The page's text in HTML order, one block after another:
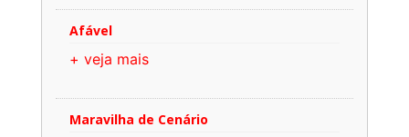
Afável
+ veja mais
Maravilha de Cenário